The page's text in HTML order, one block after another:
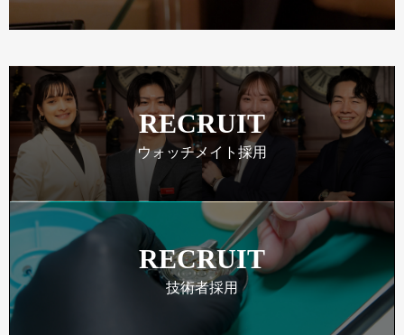
RECRUIT
ウォッチメイト採用
RECRUIT
技術者採用